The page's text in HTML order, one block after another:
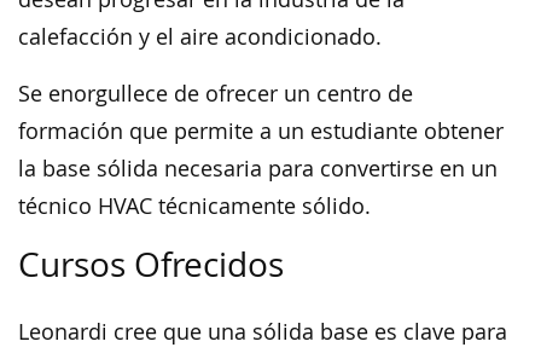
calefacción y el aire acondicionado.
Se enorgullece de ofrecer un centro de
formación que permite a un estudiante obtener
la base sólida necesaria para convertirse en un
técnico HVAC técnicamente sólido.
Cursos Ofrecidos
Leonardi cree que una sólida base es clave para